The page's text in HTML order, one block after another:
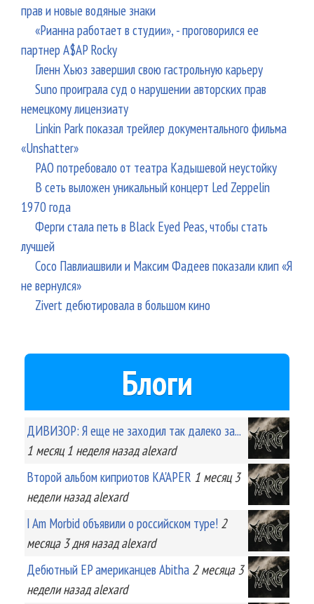
прав и новые водяные знаки
«Рианна работает в студии», - проговорился ее
партнер A$AP Rocky
Гленн Хьюз завершил свою гастрольную карьеру
Suno проиграла суд о нарушении авторских прав
немецкому лицензиату
Linkin Park показал трейлер документального фильма
«Unshatter»
РАО потребовало от театра Кадышевой неустойку
В сеть выложен уникальный концерт Led Zeppelin
1970 года
Ферги стала петь в Black Eyed Peas, чтобы стать
лучшей
Сосо Павлиашвили и Максим Фадеев показали клип «Я
не вернулся»
Zivert дебютировала в большом кино
Блоги
ДИВИЗОР: Я еще не заходил так далеко за...
1 месяц 1 неделяназад alexard
Второй альбом киприотов KA'APER 1 месяц 3
неделиназад alexard
I Am Morbid объявили о российском туре! 2
месяца 3 дняназад alexard
Дебютный EP американцев Abitha 2 месяца 3
неделиназад alexard